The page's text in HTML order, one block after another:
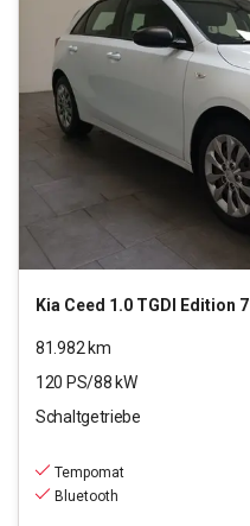
Kia Ceed 1.0 TGDI Edition 7
81.982 km
120 PS/88 kW
Schaltgetriebe
Tempomat
Bluetooth